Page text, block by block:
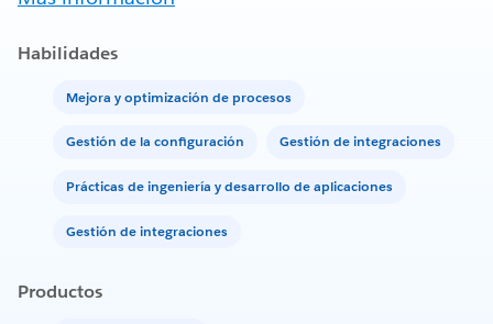
Habilidades
Mejora y optimización de procesos
Gestión de la configuración Gestión de integraciones
Prácticas de ingeniería y desarrollo de aplicaciones
Gestión de integraciones
Productos